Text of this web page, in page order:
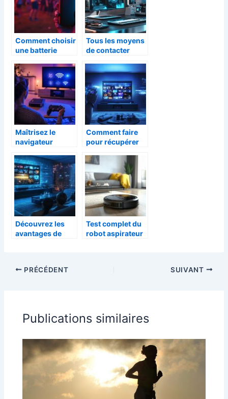
Comment choisir
une batterie
10000mah pour
profiter
pleinement de
son festival
Tous les moyens
de contacter
le service de
notifications
SMS
Maîtrisez le
navigateur
guide complet
sur comment
connecter la PS3
à Internet
Comment faire
pour récupérer
télévision ?
Découvrez les
avantages de
Test complet du
robot aspirateur
PRÉCÉDENT SUIVANT
Publications similaires